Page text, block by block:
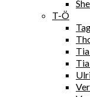
T-Ö